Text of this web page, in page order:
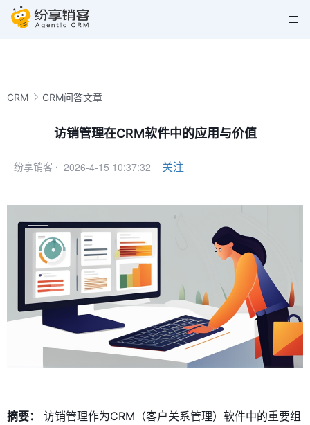
CRM CRM问答文章
访销管理在CRM软件中的应用与价值
纷享销客 · 2026-4-15 10:37:32 关注
摘要：
访销管理作为CRM（客户关系管理）软件中的重要组